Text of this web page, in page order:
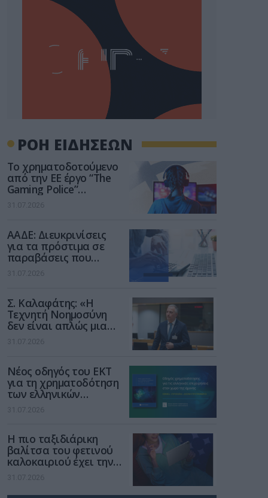
ΡΟΗ ΕΙΔΗΣΕΩΝ
Το χρηματοδοτούμενο
από την ΕΕ έργο “The
Gaming Police”
ενισχύει την ασφάλεια
των παιδιών στο
31.07.2026
ΑΑΔΕ: Διευκρινίσεις
για τα πρόστιμα σε
παραβάσεις που
αφορούν τους ΦΗΜ
31.07.2026
Σ. Καλαφάτης: «Η
Τεχνητή Νοημοσύνη
δεν είναι απλώς μια
νέα τεχνολογία, είναι
μια νέα βιομηχανική
31.07.2026
Νέος οδηγός του ΕΚΤ
για τη χρηματοδότηση
των ελληνικών
επιχειρήσεων στον
χώρο της άμυνας
31.07.2026
Η πιο ταξιδιάρικη
βαλίτσα του φετινού
καλοκαιριού έχει την
υπογραφή της Xiaomi
31.07.2026